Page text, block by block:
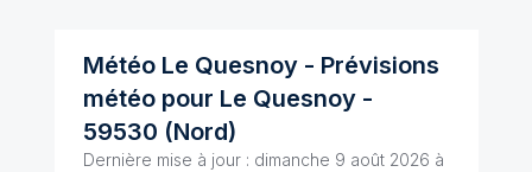
Météo Le Quesnoy- Prévisions
météo pour Le Quesnoy-
59530 (Nord)
Dernière mise à jour : dimanche 9 août 2026 à